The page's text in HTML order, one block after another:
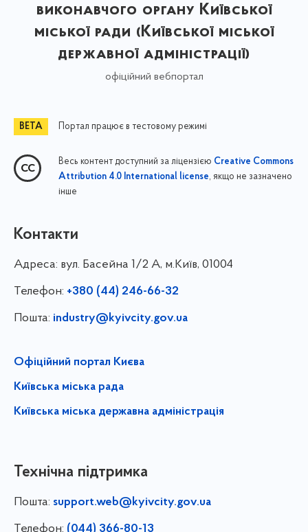
виконавчого органу Київської
міської ради (Київської міської
державної адміністрації)
офіційний вебпортал
Портал працює в тестовому режимі
Весь контент доступний за ліцензією Creative Commons
Attribution 4.0 International license, якщо не зазначено
інше
Контакти
Адреса: вул. Басейна 1/⁠2 А, м.Київ, 01004
Телефон: +380 (44) 246-66-32
Пошта: industry@kyivcity.gov.ua
Офіційний портал Києва
Київська міська рада
Київська міська державна адміністрація
Технічна підтримка
Пошта: support.web@kyivcity.gov.ua
Телефон: (044) 366-80-13